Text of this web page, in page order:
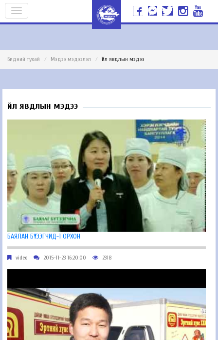
Бидний тухай Мэдээ мэдээлэл Үйл явдлын мэдээ
Үйл явдлын мэдээ
БАЯЛАН БҮТЭЭГЧИД-1 ОРХОН
video 2015-11-23 16:20:00 2318